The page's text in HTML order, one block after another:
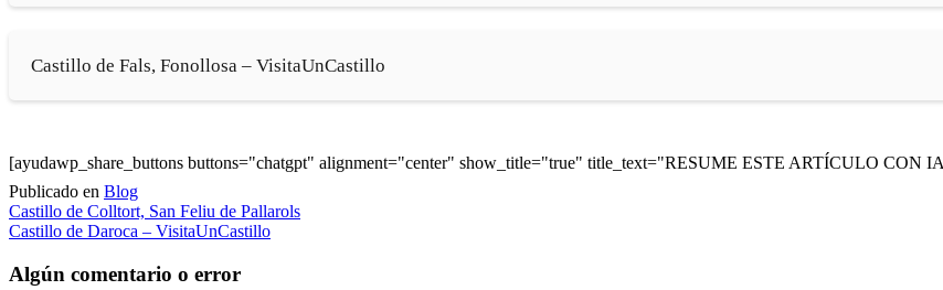
Castillo de Fals, Fonollosa – VisitaUnCastillo
[ayudawp_share_buttons buttons="chatgpt" alignment="center" show_title="true" title_text="RESUME ESTE ARTÍCULO CON
Publicado en Blog
Navegación
de
entradas
Castillo de Colltort, San Feliu de Pallarols
Castillo de Daroca – VisitaUnCastillo
Algún comentario o error